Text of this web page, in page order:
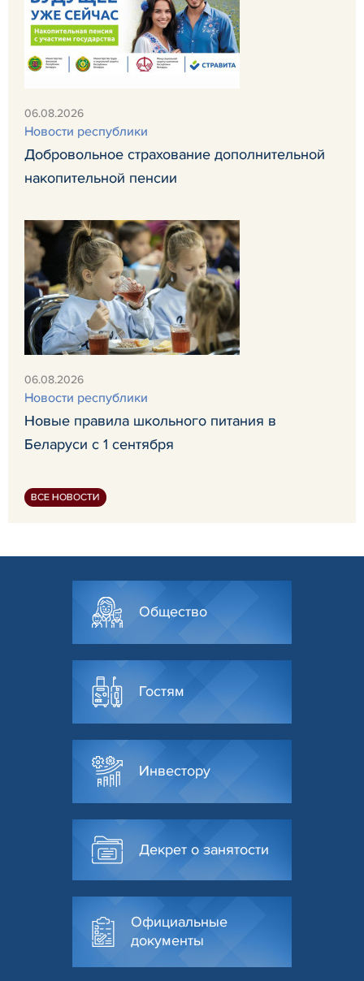
06.08.2026
Новости республики
Добровольное страхование дополнительной
накопительной пенсии
06.08.2026
Новости республики
Новые правила школьного питания в
Беларуси с 1 сентября
ВСЕ НОВОСТИ
Общество
Гостям
Инвестору
Декрет о занятости
Официальные
документы